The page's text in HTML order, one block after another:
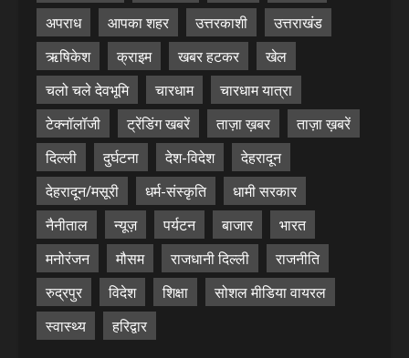
अपराध
आपका शहर उत्तरकाशी
उत्तराखंड
ऋषिकेश
क्राइम खबर हटकर
खेल
चलो चले देवभूमि
चारधाम
चारधाम यात्रा
टेक्नॉलॉजी
ट्रेंडिंग खबरें ताज़ा ख़बर
ताज़ा ख़बरें
दिल्ली
दुर्घटना देश-विदेश
देहरादून
देहरादून/मसूरी
धर्म-संस्कृति
धामी सरकार
नैनीताल
न्यूज़ पर्यटन बाजार
भारत
मनोरंजन
मौसम राजधानी दिल्ली
राजनीति
रुद्रपुर
विदेश शिक्षा
सोशल मीडिया वायरल
स्वास्थ्य
हरिद्वार